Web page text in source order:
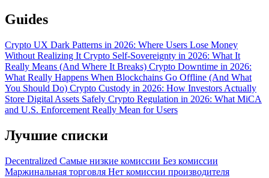
Guides
Crypto UX Dark Patterns in 2026: Where Users Lose Money
Without Realizing It Crypto Self-Sovereignty in 2026: What It
Really Means (And Where It Breaks) Crypto Downtime in 2026:
What Really Happens When Blockchains Go Offline (And What
You Should Do) Crypto Custody in 2026: How Investors Actually
Store Digital Assets Safely Crypto Regulation in 2026: What MiCA
and U.S. Enforcement Really Mean for Users
Лучшие списки
Decentralized Самые низкие комиссии Без комиссии
Маржинальная торговля Нет комиссии производителя